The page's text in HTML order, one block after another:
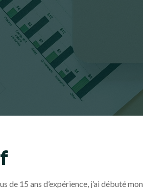
de 15 ans d’expérience, j’ai débuté mon